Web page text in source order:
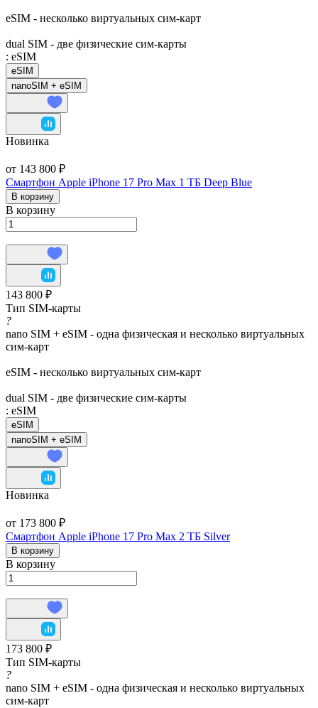
eSIM - несколько виртуальных сим-карт
dual SIM - две физические сим-карты
: eSIM
eSIM
nanoSIM + eSIM
Новинка
от 143 800 ₽
Смартфон Apple iPhone 17 Pro Max 1 ТБ Deep Blue
В корзину
В корзину
143 800 ₽
Тип SIM-карты
?
nano SIM + eSIM - одна физическая и несколько виртуальных
сим-карт
eSIM - несколько виртуальных сим-карт
dual SIM - две физические сим-карты
: eSIM
eSIM
nanoSIM + eSIM
Новинка
от 173 800 ₽
Смартфон Apple iPhone 17 Pro Max 2 ТБ Silver
В корзину
В корзину
173 800 ₽
Тип SIM-карты
?
nano SIM + eSIM - одна физическая и несколько виртуальных
сим-карт